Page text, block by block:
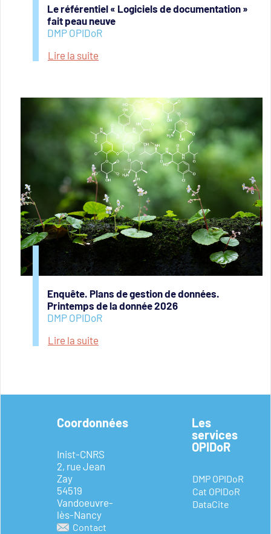
Le référentiel « Logiciels de documentation »
fait peau neuve
DMP OPIDoR
Lire la suite
Enquête. Plans de gestion de données.
Printemps de la donnée 2026
DMP OPIDoR
Lire la suite
Coordonnées
Inist-CNRS
2, rue Jean
Zay
54519
Vandoeuvre-
lès-Nancy
Contact
Les
services
OPIDoR
DMP OPIDoR
Cat OPIDoR
DataCite